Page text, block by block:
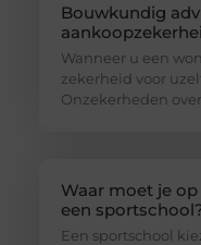
Bouwkundig
Wanneer u een
zekerheid voor
Onzekerheden
Waar moet je
een
Een sportschool